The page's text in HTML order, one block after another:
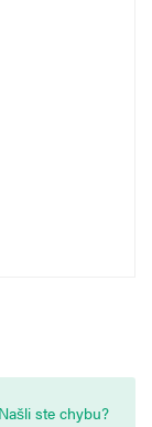
ste chybu?